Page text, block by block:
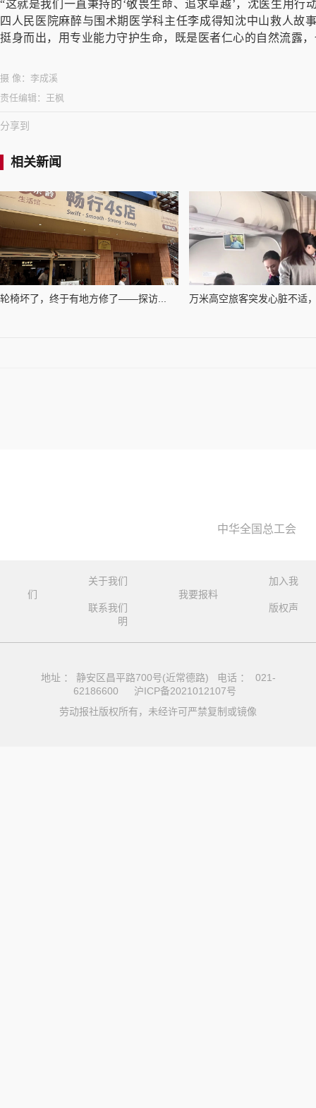
“这就是我们一直秉持的‘敬畏生命、追求卓越’，沈医生用
四人民医院麻醉与围术期医学科主任李成得知沈中山救人故
挺身而出，用专业能力守护生命，既是医者仁心的自然流露
摄 像： 李成溪
责任编辑： 王枫
分享到
相关新闻
轮椅坏了，终于有地方修了——探访... 万米高空旅客突发心脏不适
中华全国总工会
关于我们
加入我
们
我要报料
联系我们
版权声
明
地址 ： 静安区昌平路700号(近常德路) 电话 ： 021-
62186600
沪ICP备2021012107号
劳动报社版权所有，未经许可严禁复制或镜像